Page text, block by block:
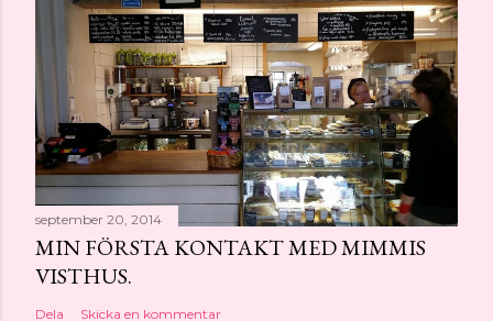
september 20, 2014
MIN FÖRSTA KONTAKT MED MIMMIS
VISTHUS.
Dela Skicka en kommentar